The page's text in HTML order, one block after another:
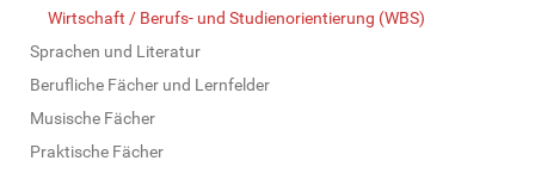
Wirtschaft / Berufs- und Studienorientierung (WBS)
Sprachen und Literatur
Berufliche Fächer und Lernfelder
Musische Fächer
Praktische Fächer